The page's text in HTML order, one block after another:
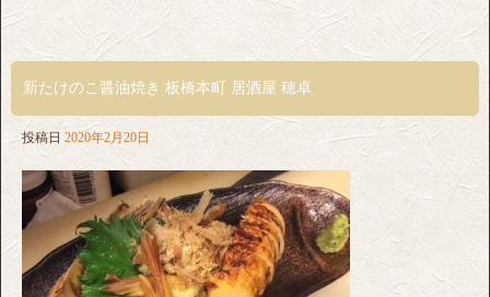
新たけのこ醤油焼き 板橋本町 居酒屋 穂卓
投稿日 2020年2月20日